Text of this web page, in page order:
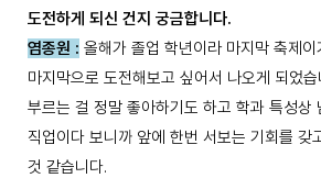
도전하게 되신 건지 궁금합니다.
염종원 : 올해가 졸업 학년이라 마지막 축제
마지막으로 도전해보고 싶어서 나오게 되었
부르는 걸 정말 좋아하기도 하고 학과 특성상
직업이다 보니까 앞에 한번 서보는 기회를 갖
것 같습니다.